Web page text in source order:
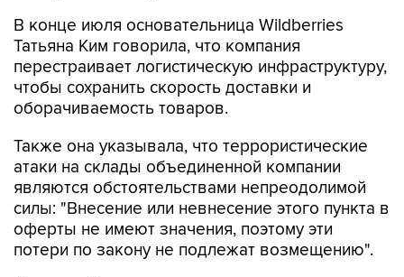
В конце июля основательница Wildberries
Татьяна Ким говорила, что компания
перестраивает логистическую инфраструктуру,
чтобы сохранить скорость доставки и
оборачиваемость товаров.
Также она указывала, что террористические
атаки на склады объединенной компании
являются обстоятельствами непреодолимой
силы: "Внесение или невнесение этого пункта в
оферты не имеют значения, поэтому эти
потери по закону не подлежат возмещению".